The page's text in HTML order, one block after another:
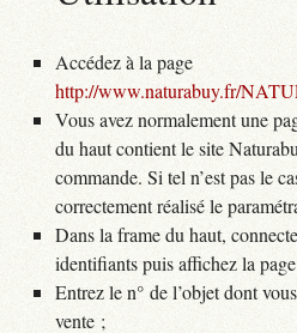
Accédez à la page
http://www.naturabuy.fr/
Vous avez normalement une
du haut contient le site
commande. Si tel n’est pas le
correctement réalisé le
Dans la frame du haut,
identifiants puis affichez la
Entrez le n° de l’objet dont
vente ;